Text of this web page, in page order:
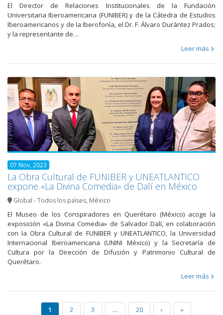
El Director de Relaciones Institucionales de la Fundación
Universitaria Iberoamericana (FUNIBER) y de la Cátedra de Estudios
Iberoamericanos y de la Iberofonía, el Dr. F. Álvaro Durántez Prados;
y la representante de…
Leer más
07 Nov, 2023
La Obra Cultural de FUNIBER y UNEATLANTICO
expone «La Divina Comedia» de Dalí en México
Global - Todos los países, México
El Museo de los Conspiradores en Querétaro (México) acoge la
exposición «La Divina Comedia» de Salvador Dalí, en colaboración
con la Obra Cultural de FUNIBER y UNEATLANTICO, la Universidad
Internacional Iberoamericana (UNINI México) y la Secretaría de
Cultura por la Dirección de Difusión y Patrimonio Cultural de
Querétaro.
Leer más
1 2 3 … 20 › »